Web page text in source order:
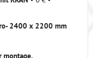
2400 x 2200 mm
montage.